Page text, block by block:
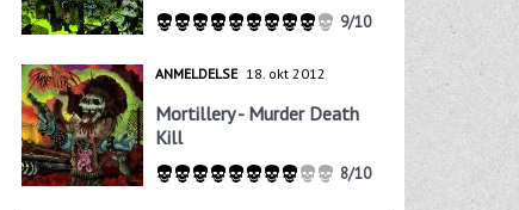
9/10
ANMELDELSE 18. okt 2012
Mortillery - Murder Death
Kill
8/10